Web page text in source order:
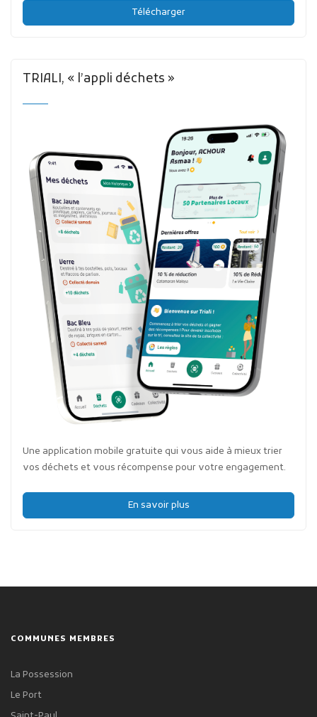
Télécharger
TRIALI, « l’appli déchets »
Une application mobile gratuite qui vous aide à mieux trier
vos déchets et vous récompense pour votre engagement.
En savoir plus
COMMUNES MEMBRES
La Possession
Le Port